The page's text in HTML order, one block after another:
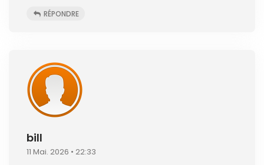
RÉPONDRE
bill
11 Mai. 2026 • 22:33